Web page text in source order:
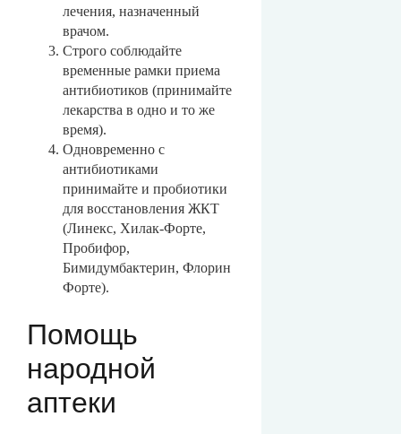
лечения, назначенный
врачом.
Строго соблюдайте
временные рамки приема
антибиотиков (принимайте
лекарства в одно и то же
время).
Одновременно с
антибиотиками
принимайте и пробиотики
для восстановления ЖКТ
(Линекс, Хилак-Форте,
Пробифор,
Бимидумбактерин, Флорин
Форте).
Помощь
народной
аптеки